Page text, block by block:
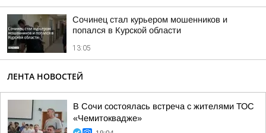
Сочинец стал курьером мошенников и
попался в Курской области
13:05
ЛЕНТА НОВОСТЕЙ
В Сочи состоялась встреча с жителями ТОС
«Чемитоквадже»